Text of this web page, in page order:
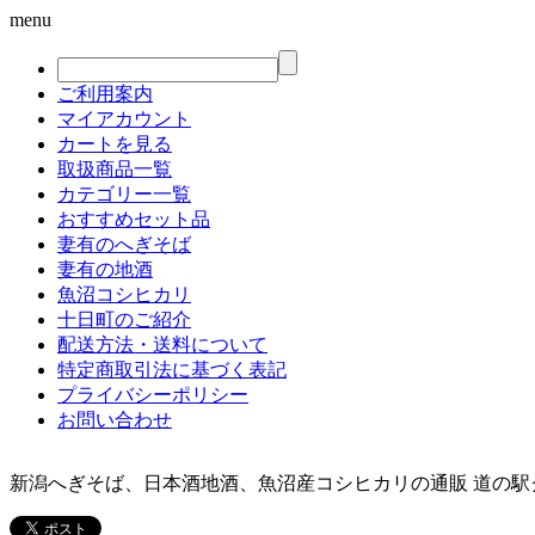
menu
ご利用案内
マイアカウント
カートを見る
取扱商品一覧
カテゴリー一覧
おすすめセット品
妻有のへぎそば
妻有の地酒
魚沼コシヒカリ
十日町のご紹介
配送方法・送料について
特定商取引法に基づく表記
プライバシーポリシー
お問い合わせ
新潟へぎそば、日本酒地酒、魚沼産コシヒカリの通販 道の